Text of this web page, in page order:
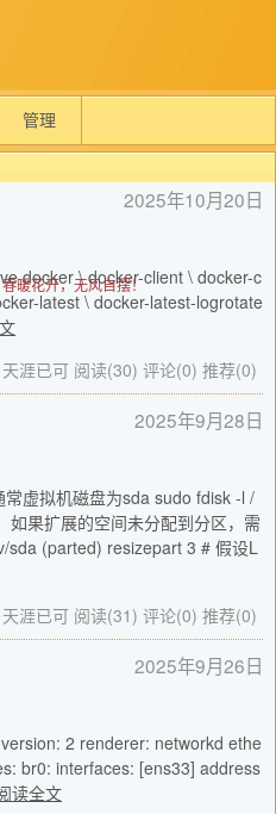
春暖花开，无风自摆！
管理
2025年10月20日
docker \ docker-client \ docker-c
latest \ docker-latest-logrotate
涯已可 阅读(30) 评论(0) 推荐(0)
2025年9月28日
虚拟机磁盘为sda sudo fdisk -l /
果扩展的空间未分配到分区，需
sda (parted) resizepart 3 # 假设L
涯已可 阅读(31) 评论(0) 推荐(0)
2025年9月26日
2 renderer: networkd ethe
br0: interfaces: [ens33] address
读全文